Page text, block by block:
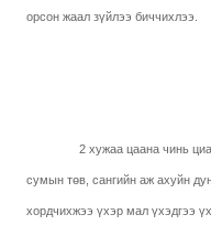
орсон жаал зүйлээ биччихлээ.
2 хужаа цаана чинь
сумын төв, сангийн аж ахуйн
хордчихжээ үхэр мал үхэдгээ